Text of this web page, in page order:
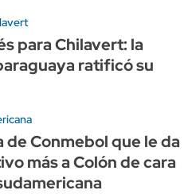
para Chilavert: la
ratificó su
de Conmebol que le da
más a Colón de cara